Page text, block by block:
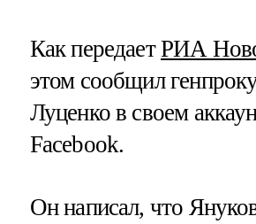
Как передаетРИА
этом сообщил
Луценко в своем
Facebook.
Он написал, что